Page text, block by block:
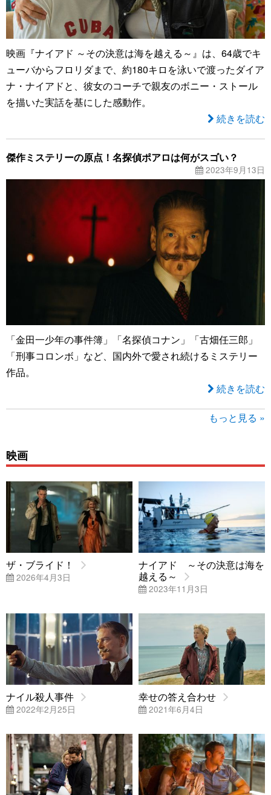
映画『ナイアド ～その決意は海を越える～』は、64歳でキ
ューバからフロリダまで、約180キロを泳いで渡ったダイア
ナ・ナイアドと、彼女のコーチで親友のボニー・ストール
を描いた実話を基にした感動作。
続きを読む
傑作ミステリーの原点！名探偵ポアロは何がスゴい？
2023年9月13日
「金田一少年の事件簿」「名探偵コナン」「古畑任三郎」
「刑事コロンボ」など、国内外で愛され続けるミステリー
作品。
続きを読む
もっと見る »
映画
ザ・ブライド！
2026年4月3日
ナイアド ～その決意は海を
越える～
2023年11月3日
ナイル殺人事件
2022年2月25日
幸せの答え合わせ
2021年6月4日